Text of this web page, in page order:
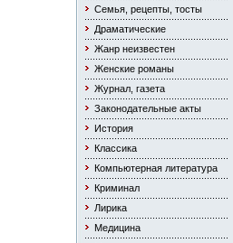
Семья, рецепты, тосты
Драматические
Жанр неизвестен
Женские романы
Журнал, газета
Законодательные акты
История
Классика
Компьютерная литература
Криминал
Лирика
Медицина